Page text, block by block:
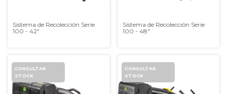
Sistema de Recolección Serie
100 - 42"
Sistema de Recolección Serie
100 - 48"